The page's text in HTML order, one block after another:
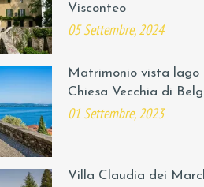
Visconteo
05 Settembre, 2024
Matrimonio vista lago
Chiesa Vecchia di
01 Settembre, 2023
Villa Claudia dei